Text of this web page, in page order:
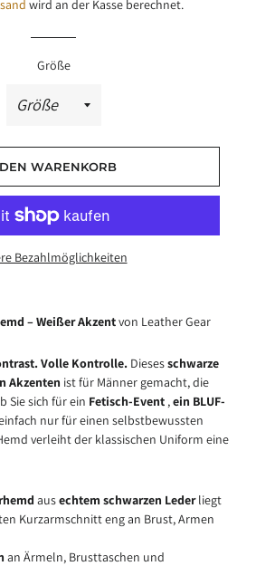
wird an der Kasse berechnet.
Größe
WARENKORB
Bezahlmöglichkeiten
– Weißer Akzentvon Leather Gear
Volle Kontrolle. Diesesschwarze
Akzenten ist für Männer gemacht, die
Sie sich für ein Fetisch-Event ,ein BLUF-
nur für einen selbstbewussten
verleiht der klassischen Uniform eine
ausechtem schwarzen Lederliegt
Kurzarmschnitt eng an Brust, Armen
an Ärmeln, Brusttaschen und